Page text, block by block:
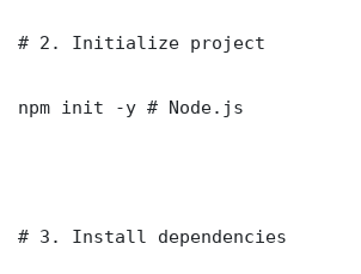
# 2. Initialize project
npm init -y # Node.js
# 3. Install dependencies